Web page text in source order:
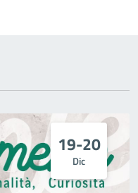
19-20
Dic